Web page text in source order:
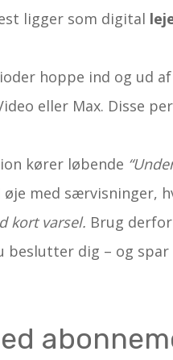
ligger som digital
hoppe ind og ud af
eller Max. Disse
kører løbende
øje med sær­visninger,
kort varsel. Brug
beslutter dig – og